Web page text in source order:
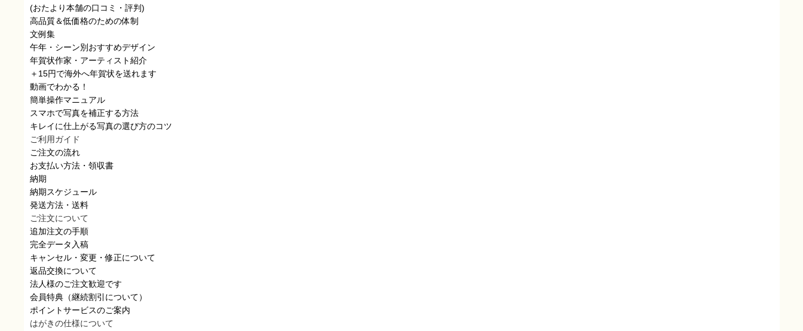
(おたより本舗の口コミ・評判)
高品質＆低価格のための体制
文例集
午年・シーン別おすすめデザイン
年賀状作家・アーティスト紹介
＋15円で海外へ年賀状を送れます
動画でわかる！
簡単操作マニュアル
スマホで写真を補正する方法
キレイに仕上がる写真の選び方のコツ
ご利用ガイド
ご注文の流れ
お支払い方法・領収書
納期
納期スケジュール
発送方法・送料
ご注文について
追加注文の手順
完全データ入稿
キャンセル・変更・修正について
返品交換について
法人様のご注文歓迎です
会員特典（継続割引について）
ポイントサービスのご案内
はがきの仕様について